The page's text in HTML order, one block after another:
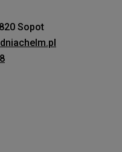
Sopot